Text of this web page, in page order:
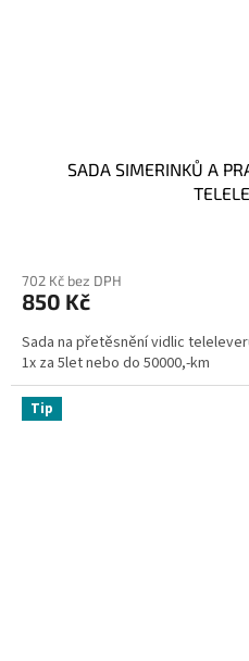
SADA SIMERINKŮ A
702 Kč bez DPH
850 Kč
Sada na přetěsnění vidlic
1x za 5let nebo do 50000,-km
Tip